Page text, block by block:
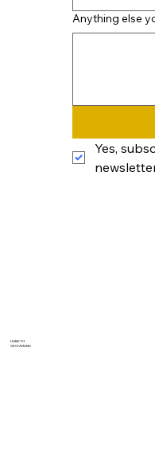
Anything else
Yes,
LISBETH
SKOVMAND